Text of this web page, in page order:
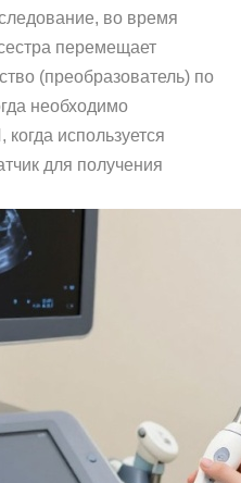
во время
перемещает
(преобразователь) по
необходимо
используется
для получения